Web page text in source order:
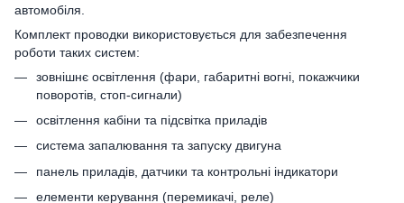
автомобіля.
Комплект проводки використовується для забезпечення
роботи таких систем:
зовнішнє освітлення (фари, габаритні вогні, покажчики
поворотів, стоп-сигнали)
освітлення кабіни та підсвітка приладів
система запалювання та запуску двигуна
панель приладів, датчики та контрольні індикатори
елементи керування (перемикачі, реле)